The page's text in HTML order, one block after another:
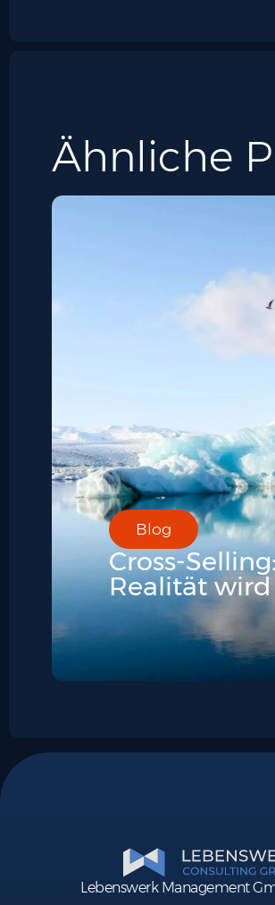
Ähnliche
Blog
Cross-
Realität wird
Lebenswerk Management